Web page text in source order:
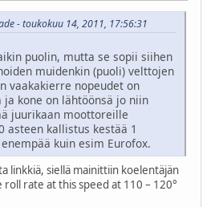
- toukokuu 14, 2011, 17:56:31
puolin, mutta se sopii siihen
muidenkin (puoli) velttojen
vaakakierre nopeudet on
ja kone on lähtöönsä jo niin
juurikaan moottoreille
asteen kallistus kestää 1
kuin esim Eurofox.
linkkiä, siellä mainittiin koelentäjän
rate at this speed at 110 – 120°